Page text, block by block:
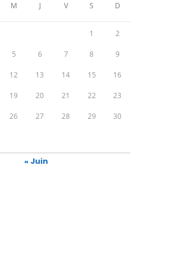
M J V S D
1 2
5 6 7 8 9
12 13 14 15 16
19 20 21 22 23
26 27 28 29 30
« Juin